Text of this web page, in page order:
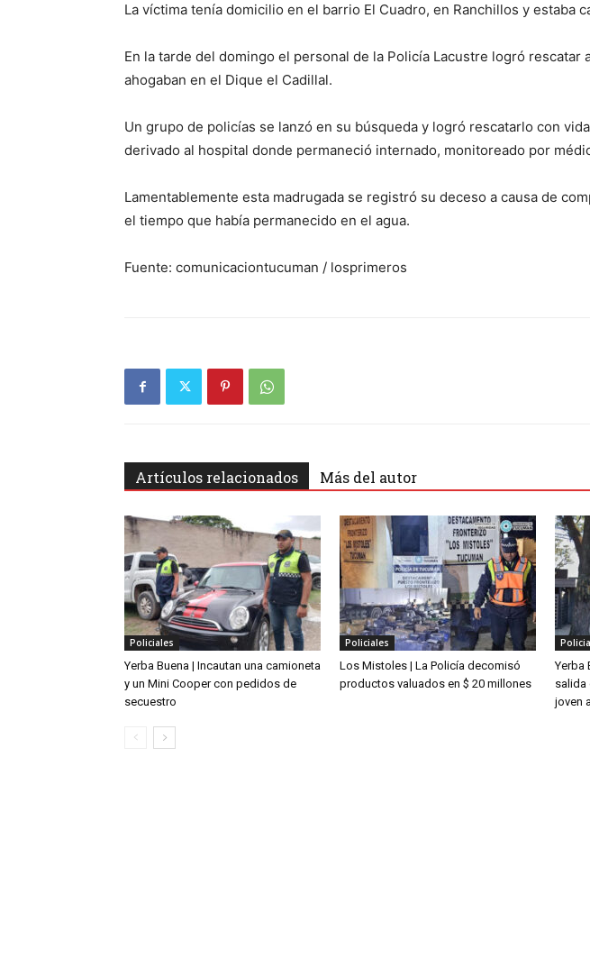
La víctima tenía domicilio en el barrio El Cuadro, en Ranchillos y estaba
En la tarde del domingo el personal de la Policía Lacustre logró rescatar
ahogaban en el Dique el Cadillal.
Un grupo de policías se lanzó en su búsqueda y logró rescatarlo con
derivado al hospital donde permaneció internado, monitoreado por
Lamentablemente esta madrugada se registró su deceso a causa de
el tiempo que había permanecido en el agua.
Fuente: comunicaciontucuman / losprimeros
Artículos relacionados Más del autor
Policiales
Yerba Buena | Incautan una camioneta
y un Mini Cooper con pedidos de
secuestro
Policiales
Los Mistoles | La Policía decomisó
productos valuados en $ 20 millones
Yerba
salida
joven